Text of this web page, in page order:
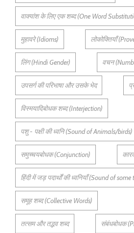
वाक्यांश के लिए एक शब्द (One Word
मुहावरे (Idioms) लोकोक्तियाँ
लिंग (Hindi Gender) वचन
उपसर्ग की परिभाषा और उसके भेद
विस्मयादिबोधक शब्द (Interjection)
पशु - पक्षी की ध्वनि (Sound of Animals/birds)
समुच्चयबोधक (Conjunction)
हिंदी में जड़ पदार्थों की ध्वनियाँ (Sound of some
समूह शब्द (Collective Words)
तत्सम और तद्भव शब्द संबंधबोधक